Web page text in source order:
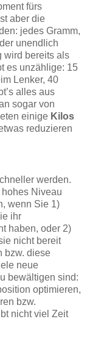
fürs
aber die
jedes Gramm,
unendlich
wird bereits als
es unzählige: 15
Lenker, 40
alles aus
sogar von
einige Kilos
reduzieren
werden.
Niveau
wenn Sie 1)
ihr
haben, oder 2)
nicht bereit
bzw. diese
neue
bewältigen sind:
optimieren,
bzw.
nicht viel Zeit